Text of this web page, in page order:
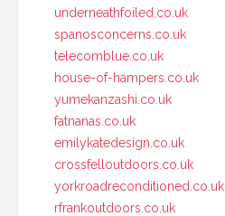
underneathfoiled.co.uk
spanosconcerns.co.uk
telecomblue.co.uk
house-of-hampers.co.uk
yumekanzashi.co.uk
fatnanas.co.uk
emilykatedesign.co.uk
crossfelloutdoors.co.uk
yorkroadreconditioned.co.uk
rfrankoutdoors.co.uk